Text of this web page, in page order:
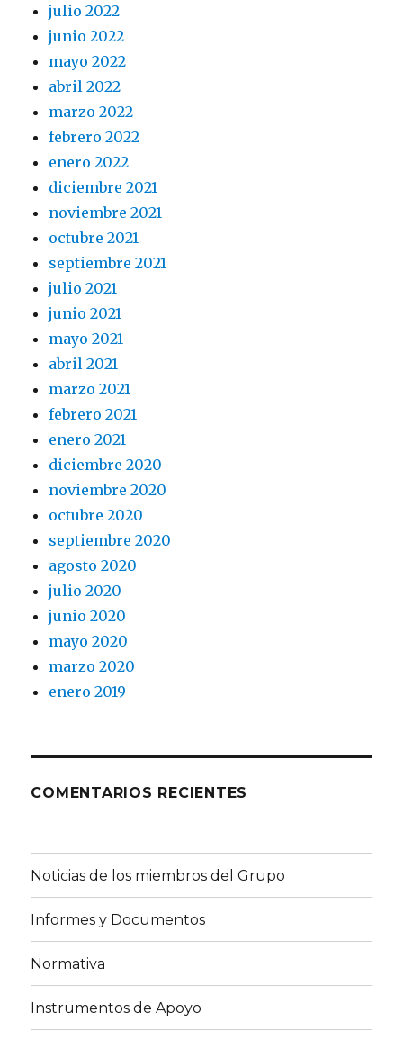
julio 2022
junio 2022
mayo 2022
abril 2022
marzo 2022
febrero 2022
enero 2022
diciembre 2021
noviembre 2021
octubre 2021
septiembre 2021
julio 2021
junio 2021
mayo 2021
abril 2021
marzo 2021
febrero 2021
enero 2021
diciembre 2020
noviembre 2020
octubre 2020
septiembre 2020
agosto 2020
julio 2020
junio 2020
mayo 2020
marzo 2020
enero 2019
COMENTARIOS RECIENTES
Noticias de los miembros del Grupo
Informes y Documentos
Normativa
Instrumentos de Apoyo